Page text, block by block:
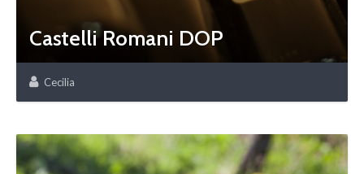
Castelli Romani DOP
Cecilia